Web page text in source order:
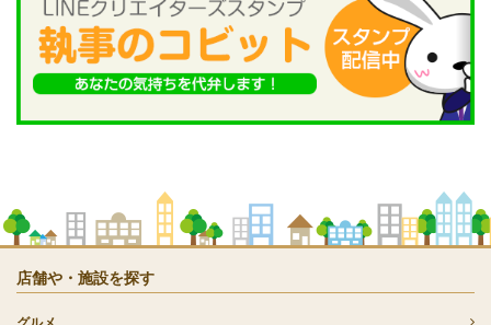
店舗や・施設を探す